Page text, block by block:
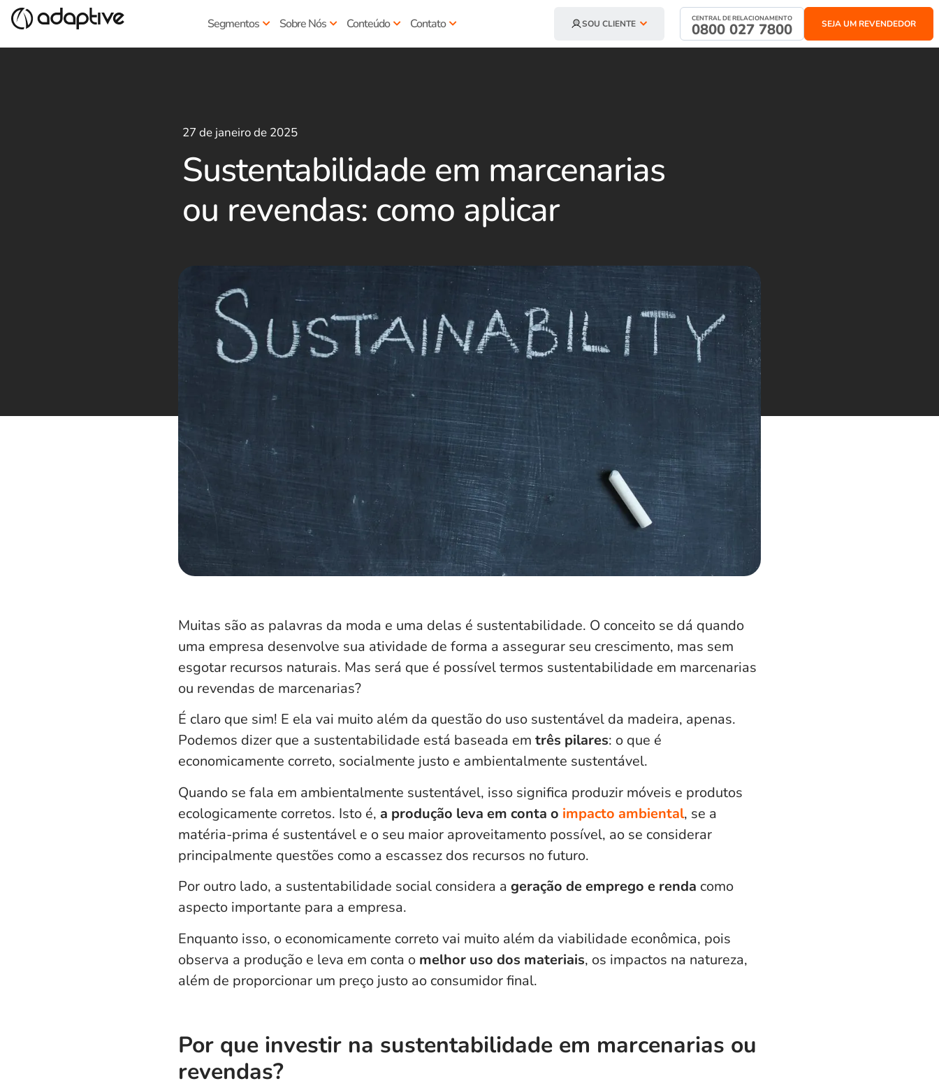
Segmentos Sobre Nós Conteúdo Contato SOU CLIENTE CENTRAL DE RELACIONAMENTO
0800 027 7800 SEJA UM REVENDEDOR
27 de janeiro de 2025
Sustentabilidade em marcenarias
ou revendas: como aplicar
Muitas são as palavras da moda e uma delas é sustentabilidade. O conceito se dá quando
uma empresa desenvolve sua atividade de forma a assegurar seu crescimento, mas sem
esgotar recursos naturais. Mas será que é possível termos sustentabilidade em marcenarias
ou revendas de marcenarias?
É claro que sim! E ela vai muito além da questão do uso sustentável da madeira, apenas.
Podemos dizer que a sustentabilidade está baseada em três pilares: o que é
economicamente correto, socialmente justo e ambientalmente sustentável.
Quando se fala em ambientalmente sustentável, isso significa produzir móveis e produtos
ecologicamente corretos. Isto é, a produção leva em conta o impacto ambiental, se a
matéria-prima é sustentável e o seu maior aproveitamento possível, ao se considerar
principalmente questões como a escassez dos recursos no futuro.
Por outro lado, a sustentabilidade social considera a geração de emprego e renda como
aspecto importante para a empresa.
Enquanto isso, o economicamente correto vai muito além da viabilidade econômica, pois
observa a produção e leva em conta o melhor uso dos materiais, os impactos na natureza,
além de proporcionar um preço justo ao consumidor final.
Por que investir na sustentabilidade em marcenarias ou
revendas?